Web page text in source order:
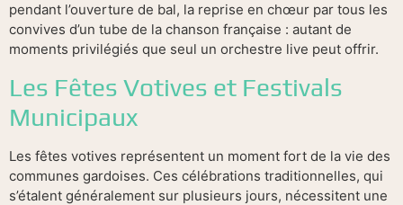
pendant l’ouverture de bal, la reprise en chœur par tous les
convives d’un tube de la chanson française : autant de
moments privilégiés que seul un orchestre live peut offrir.
Les Fêtes Votives et Festivals
Municipaux
Les fêtes votives représentent un moment fort de la vie des
communes gardoises. Ces célébrations traditionnelles, qui
s’étalent généralement sur plusieurs jours, nécessitent une